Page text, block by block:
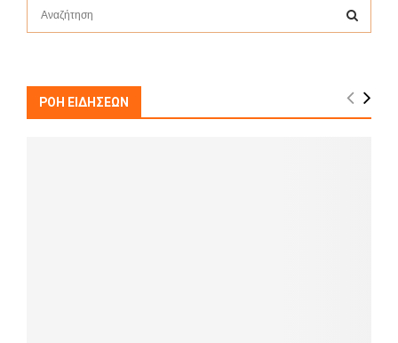
f
A
ΡΟΗ ΕΙΔΗΣΕΩΝ